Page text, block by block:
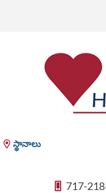
స్థానాలు
717-